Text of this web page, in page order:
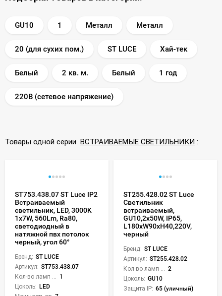
GU10 1 Металл Металл
20 (для сухих пом.) ST LUCE Хай-тек
Белый 2 кв. м. Белый 1 год
220В (сетевое напряжение)
Товары одной серии ВСТРАИВАЕМЫЕ СВЕТИЛЬНИКИ :
ST753.438.07 ST Luce IP2
Встраиваемый
светильник, LED, 3000K
1х7W, 560Lm, Ra80,
светодиодный в
натяжной пвх потолок
черный, угол 60°
Бренд: ST LUCE
Артикул: ST753.438.07
1
Цоколь: LED
ST255.428.02 ST Luce
Светильник
встраиваемый,
GU10,2х50W, IP65,
L180xW90xH40,220V,
черный
Бренд: ST LUCE
Артикул: ST255.428.02
2
Цоколь: GU10
Защита IP: 65 (уличный)